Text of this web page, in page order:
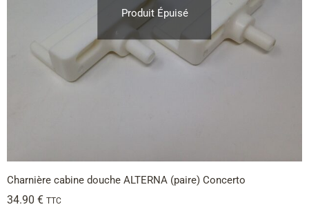
Produit Épuisé
Charnière cabine douche ALTERNA (paire) Concerto
34.90 € TTC